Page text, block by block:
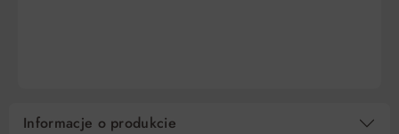
Informacje o produkcie